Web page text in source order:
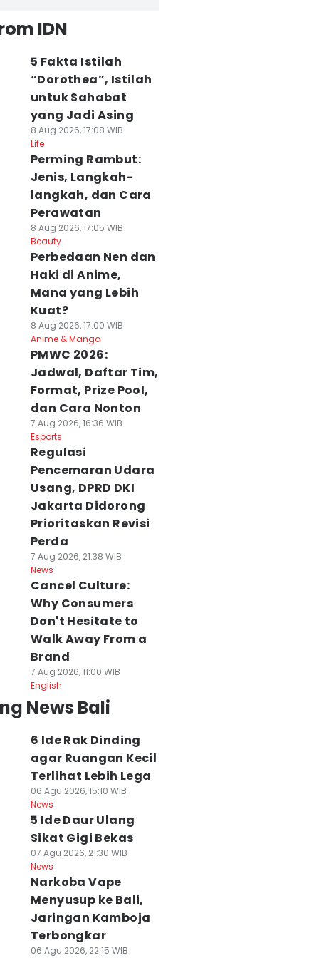
IDN
5 Fakta Istilah
“Dorothea”, Istilah
untuk Sahabat
yang Jadi Asing
8 Aug 2026, 17:08 WIB
Life
Perming Rambut:
Jenis, Langkah-
langkah, dan Cara
Perawatan
8 Aug 2026, 17:05 WIB
Beauty
Perbedaan Nen dan
Haki di Anime,
Mana yang Lebih
Kuat?
8 Aug 2026, 17:00 WIB
Anime & Manga
PMWC 2026:
Jadwal, Daftar Tim,
Format, Prize Pool,
dan Cara Nonton
7 Aug 2026, 16:36 WIB
Esports
Regulasi
Pencemaran Udara
Usang, DPRD DKI
Jakarta Didorong
Prioritaskan Revisi
Perda
7 Aug 2026, 21:38 WIB
News
Cancel Culture:
Why Consumers
Don't Hesitate to
Walk Away From a
Brand
7 Aug 2026, 11:00 WIB
English
News Bali
6 Ide Rak Dinding
agar Ruangan Kecil
Terlihat Lebih Lega
06 Agu 2026, 15:10 WIB
News
5 Ide Daur Ulang
Sikat Gigi Bekas
07 Agu 2026, 21:30 WIB
News
Narkoba Vape
Menyusup ke Bali,
Jaringan Kamboja
Terbongkar
06 Agu 2026, 22:15 WIB